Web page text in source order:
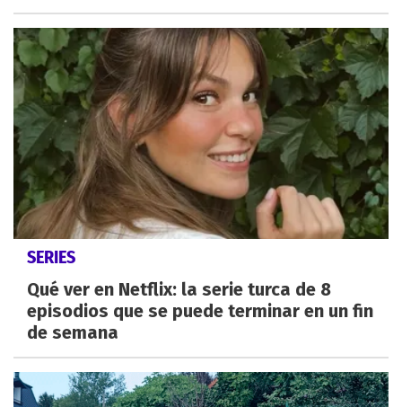
SERIES
Qué ver en Netflix: la serie turca de 8
episodios que se puede terminar en un fin
de semana